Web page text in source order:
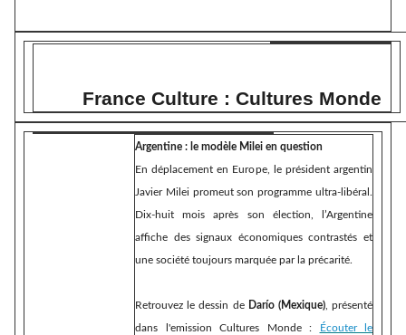
France Culture : Cultures Monde
Argentine : le modèle Milei en question
En déplacement en Europe, le président argentin
Javier Milei promeut son programme ultra-libéral.
Dix-huit mois après son élection, l’Argentine
affiche des signaux économiques contrastés et
une société toujours marquée par la précarité.
Retrouvez le dessin de Darío (Mexique), présenté
dans l'emission Cultures Monde : Écouter le